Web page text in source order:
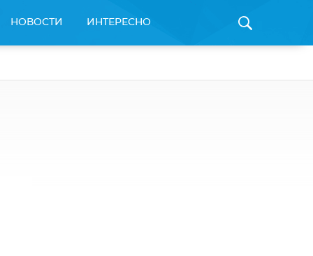
НОВОСТИ ИНТЕРЕСНО